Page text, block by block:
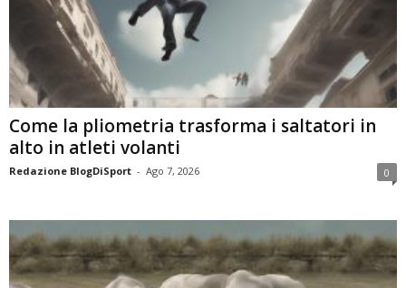
Come la pliometria trasforma i saltatori in
alto in atleti volanti
Redazione BlogDiSport - Ago 7, 2026 0